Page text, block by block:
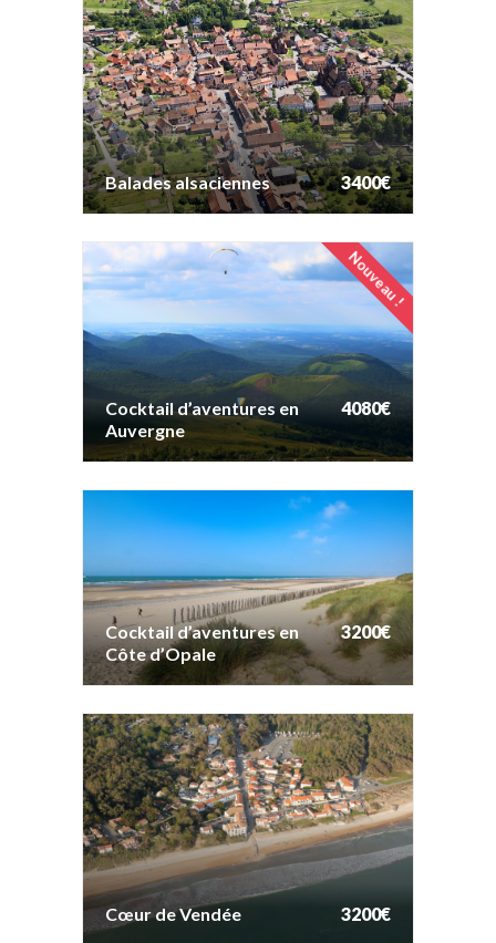
Balades alsaciennes 3400€
Balades alsaciennes 3400€
Nouveau !
Cocktail d’aventures en
Auvergne
4080€
Cocktail d’aventures en
Auvergne
4080€
Cocktail d’aventures en
Côte d’Opale
3200€
Cocktail d’aventures en
Côte d’Opale
3200€
Cœur de Vendée 3200€
Cœur de Vendée 3200€